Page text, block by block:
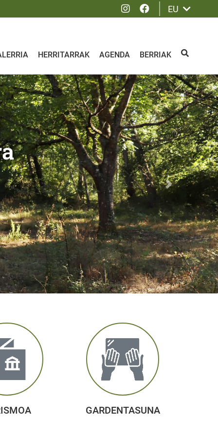
Instagram
Facebook
EU
HERRITARRAK AGENDA BERRIAK BILATU
Siguiente
GARDENTASUNA